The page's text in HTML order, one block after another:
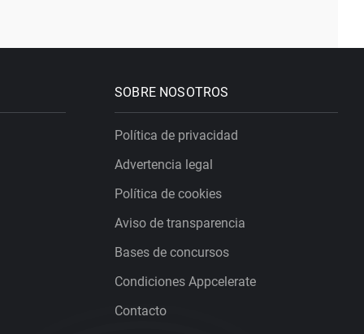
SOBRE NOSOTROS
Política de privacidad
Advertencia legal
Política de cookies
Aviso de transparencia
Bases de concursos
Condiciones Appcelerate
Contacto